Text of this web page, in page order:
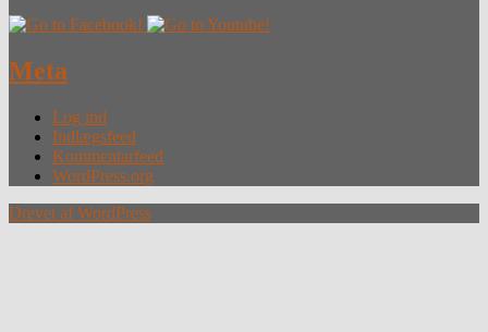
Meta
Log ind
Indlægsfeed
Kommentarfeed
WordPress.org
Drevet af WordPress